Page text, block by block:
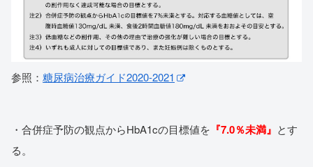
参照： 糖尿病治療ガイド2020-2021
・合併症予防の観点からHbA1cの目標値を 『7.0％未満』 とす
る。